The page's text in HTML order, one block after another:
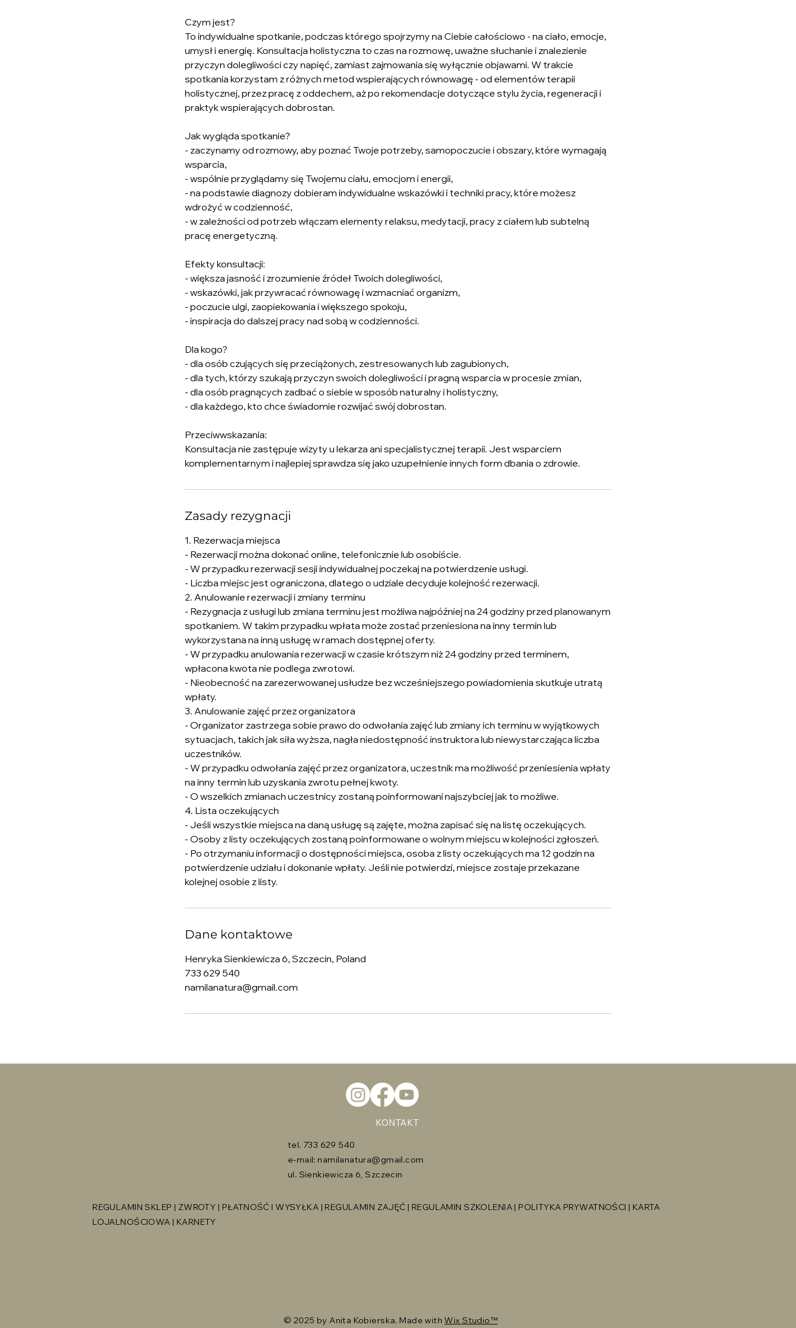
Czym jest?
To indywidualne spotkanie, podczas którego spojrzymy na Ciebie całościowo - na ciało, emocje,
umysł i energię. Konsultacja holistyczna to czas na rozmowę, uważne słuchanie i znalezienie
przyczyn dolegliwości czy napięć, zamiast zajmowania się wyłącznie objawami. W trakcie
spotkania korzystam z różnych metod wspierających równowagę - od elementów terapii
holistycznej, przez pracę z oddechem, aż po rekomendacje dotyczące stylu życia, regeneracji i
praktyk wspierających dobrostan.
Jak wygląda spotkanie?
- zaczynamy od rozmowy, aby poznać Twoje potrzeby, samopoczucie i obszary, które wymagają
wsparcia,
- wspólnie przyglądamy się Twojemu ciału, emocjom i energii,
- na podstawie diagnozy dobieram indywidualne wskazówki i techniki pracy, które możesz
wdrożyć w codzienność,
- w zależności od potrzeb włączam elementy relaksu, medytacji, pracy z ciałem lub subtelną
pracę energetyczną.
Efekty konsultacji:
- większa jasność i zrozumienie źródeł Twoich dolegliwości,
- wskazówki, jak przywracać równowagę i wzmacniać organizm,
- poczucie ulgi, zaopiekowania i większego spokoju,
- inspiracja do dalszej pracy nad sobą w codzienności.
Dla kogo?
- dla osób czujących się przeciążonych, zestresowanych lub zagubionych,
- dla tych, którzy szukają przyczyn swoich dolegliwości i pragną wsparcia w procesie zmian,
- dla osób pragnących zadbać o siebie w sposób naturalny i holistyczny,
- dla każdego, kto chce świadomie rozwijać swój dobrostan.
Przeciwwskazania:
Konsultacja nie zastępuje wizyty u lekarza ani specjalistycznej terapii. Jest wsparciem
komplementarnym i najlepiej sprawdza się jako uzupełnienie innych form dbania o zdrowie.
Zasady rezygnacji
1. Rezerwacja miejsca
- Rezerwacji można dokonać online, telefonicznie lub osobiście.
- W przypadku rezerwacji sesji indywidualnej poczekaj na potwierdzenie usługi.
- Liczba miejsc jest ograniczona, dlatego o udziale decyduje kolejność rezerwacji.
2. Anulowanie rezerwacji i zmiany terminu
- Rezygnacja z usługi lub zmiana terminu jest możliwa najpóźniej na 24 godziny przed planowanym
spotkaniem. W takim przypadku wpłata może zostać przeniesiona na inny termin lub
wykorzystana na inną usługę w ramach dostępnej oferty.
- W przypadku anulowania rezerwacji w czasie krótszym niż 24 godziny przed terminem,
wpłacona kwota nie podlega zwrotowi.
- Nieobecność na zarezerwowanej usłudze bez wcześniejszego powiadomienia skutkuje utratą
wpłaty.
3. Anulowanie zajęć przez organizatora
- Organizator zastrzega sobie prawo do odwołania zajęć lub zmiany ich terminu w wyjątkowych
sytuacjach, takich jak siła wyższa, nagła niedostępność instruktora lub niewystarczająca liczba
uczestników.
- W przypadku odwołania zajęć przez organizatora, uczestnik ma możliwość przeniesienia wpłaty
na inny termin lub uzyskania zwrotu pełnej kwoty.
- O wszelkich zmianach uczestnicy zostaną poinformowani najszybciej jak to możliwe.
4. Lista oczekujących
- Jeśli wszystkie miejsca na daną usługę są zajęte, można zapisać się na listę oczekujących.
- Osoby z listy oczekujących zostaną poinformowane o wolnym miejscu w kolejności zgłoszeń.
- Po otrzymaniu informacji o dostępności miejsca, osoba z listy oczekujących ma 12 godzin na
potwierdzenie udziału i dokonanie wpłaty. Jeśli nie potwierdzi, miejsce zostaje przekazane
kolejnej osobie z listy.
Dane kontaktowe
Henryka Sienkiewicza 6, Szczecin, Poland
733 629 540
namilanatura@gmail.com
tel. 733 629 540
e-mail:namilanatura@gmail.com
ul. Sienkiewicza 6, Szczecin
KONTAKT
REGULAMIN SKLEP | ZWROTY | PŁATNOŚĆ I WYSYŁKA |REGULAMIN ZAJĘĆ| REGULAMIN SZKOLENIA|POLITYKA PRYWATNOŚCI| KARTA
LOJALNOŚCIOWA| KARNETY
© 2025 by Anita Kobierska. Made withWix Studio™